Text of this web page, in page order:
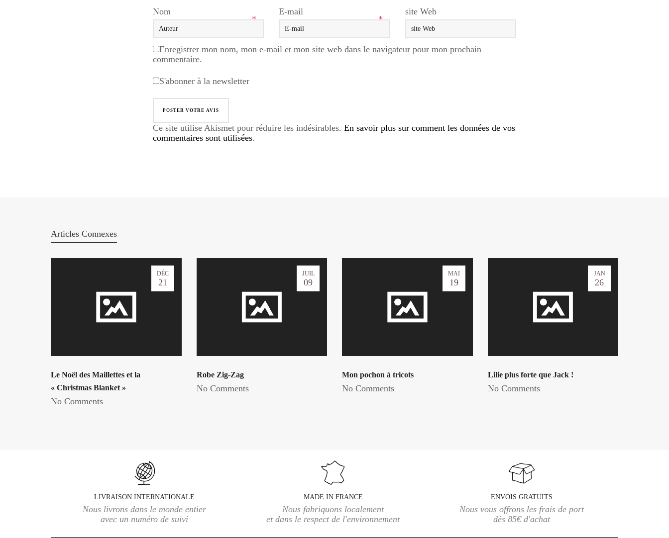
Nom
*
E-mail
*
site Web
Enregistrer mon nom, mon e-mail et mon site web dans le navigateur pour mon prochain
commentaire.
S'abonner à la newsletter
Ce site utilise Akismet pour réduire les indésirables. En savoir plus sur comment les données de vos
commentaires sont utilisées.
Articles Connexes
DÉC
21
Le Noël des Maillettes et la
« Christmas Blanket »
No Comments
JUIL
09
Robe Zig-Zag
No Comments
MAI
19
Mon pochon à tricots
No Comments
JAN
26
Lilie plus forte que Jack !
No Comments
LIVRAISON INTERNATIONALE
Nous livrons dans le monde entier
avec un numéro de suivi
MADE IN FRANCE
Nous fabriquons localement
et dans le respect de l'environnement
ENVOIS GRATUITS
Nous vous offrons les frais de port
dès 85€ d'achat